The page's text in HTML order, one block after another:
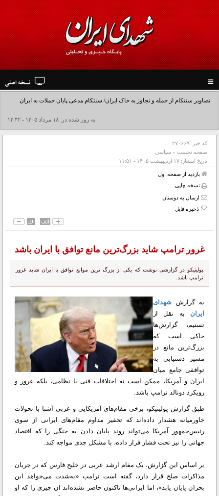
navigation
نسخه اصلی
تصاویر سنتکام از حمله و تجاوز به خاک ایران/ سنتکام مدعی پایان حملات به ایران
شد+فیلم به روز شده در: ۱۸ مرداد ۱۴۰۵ - ۱۴:۴۲
کد خبر: ۲۷۰۶۶۹
صفحه نخست » سیاسی
تاریخ انتشار: ۱۷ ارديبهشت ۱۴۰۵ - ۱۱:۵۱
بازدید از صفحه اول
نسخه چاپی
ارسال به دوستان
ذخیره فایل
غرور ترامپ شاید بزرگ‌ترین مانع توافق با ایران باشد
پولیتیکو در گزارشی نوشت که یکی از بزرگ ترین موانع توافق با ایران شاید غرور
ترامپ باشد.
به گزارش شهدای
ایران به نقل از
تسنیم، گزارش‌ها
حاکی است که
بزرگ‌ترین مانع در
مسیر دستیابی به
توافقی جامع میان
ایران و آمریکا، ممکن است نه اختلافات فنی یا نظامی، بلکه غرور و
رویکرد دونالد ترامپ باشد.
طبق گزارش پولیتیکو، برخی مقام‌های آمریکایی و عربی آشنا با تحولات
خاورمیانه هشدار داده‌اند که تحقیر مداوم مقام‌های ایرانی از سوی
رئیس‌جمهور آمریکا می‌تواند روند پایان دادن به جنگی را که اقتصاد
جهانی را نیز تحت فشار قرار داده، با مشکل جدی مواجه کند.
بر اساس این گزارش، یک مقام ارشد عربی در خلیج فارس که در جریان
مذاکرات صلح قرار دارد، گفته است ترامپ «به‌شدت می‌خواهد این
بحران پایان یابد»، اما ایرانی‌ها تاکنون حاضر نشده‌اند آن چیزی را که او